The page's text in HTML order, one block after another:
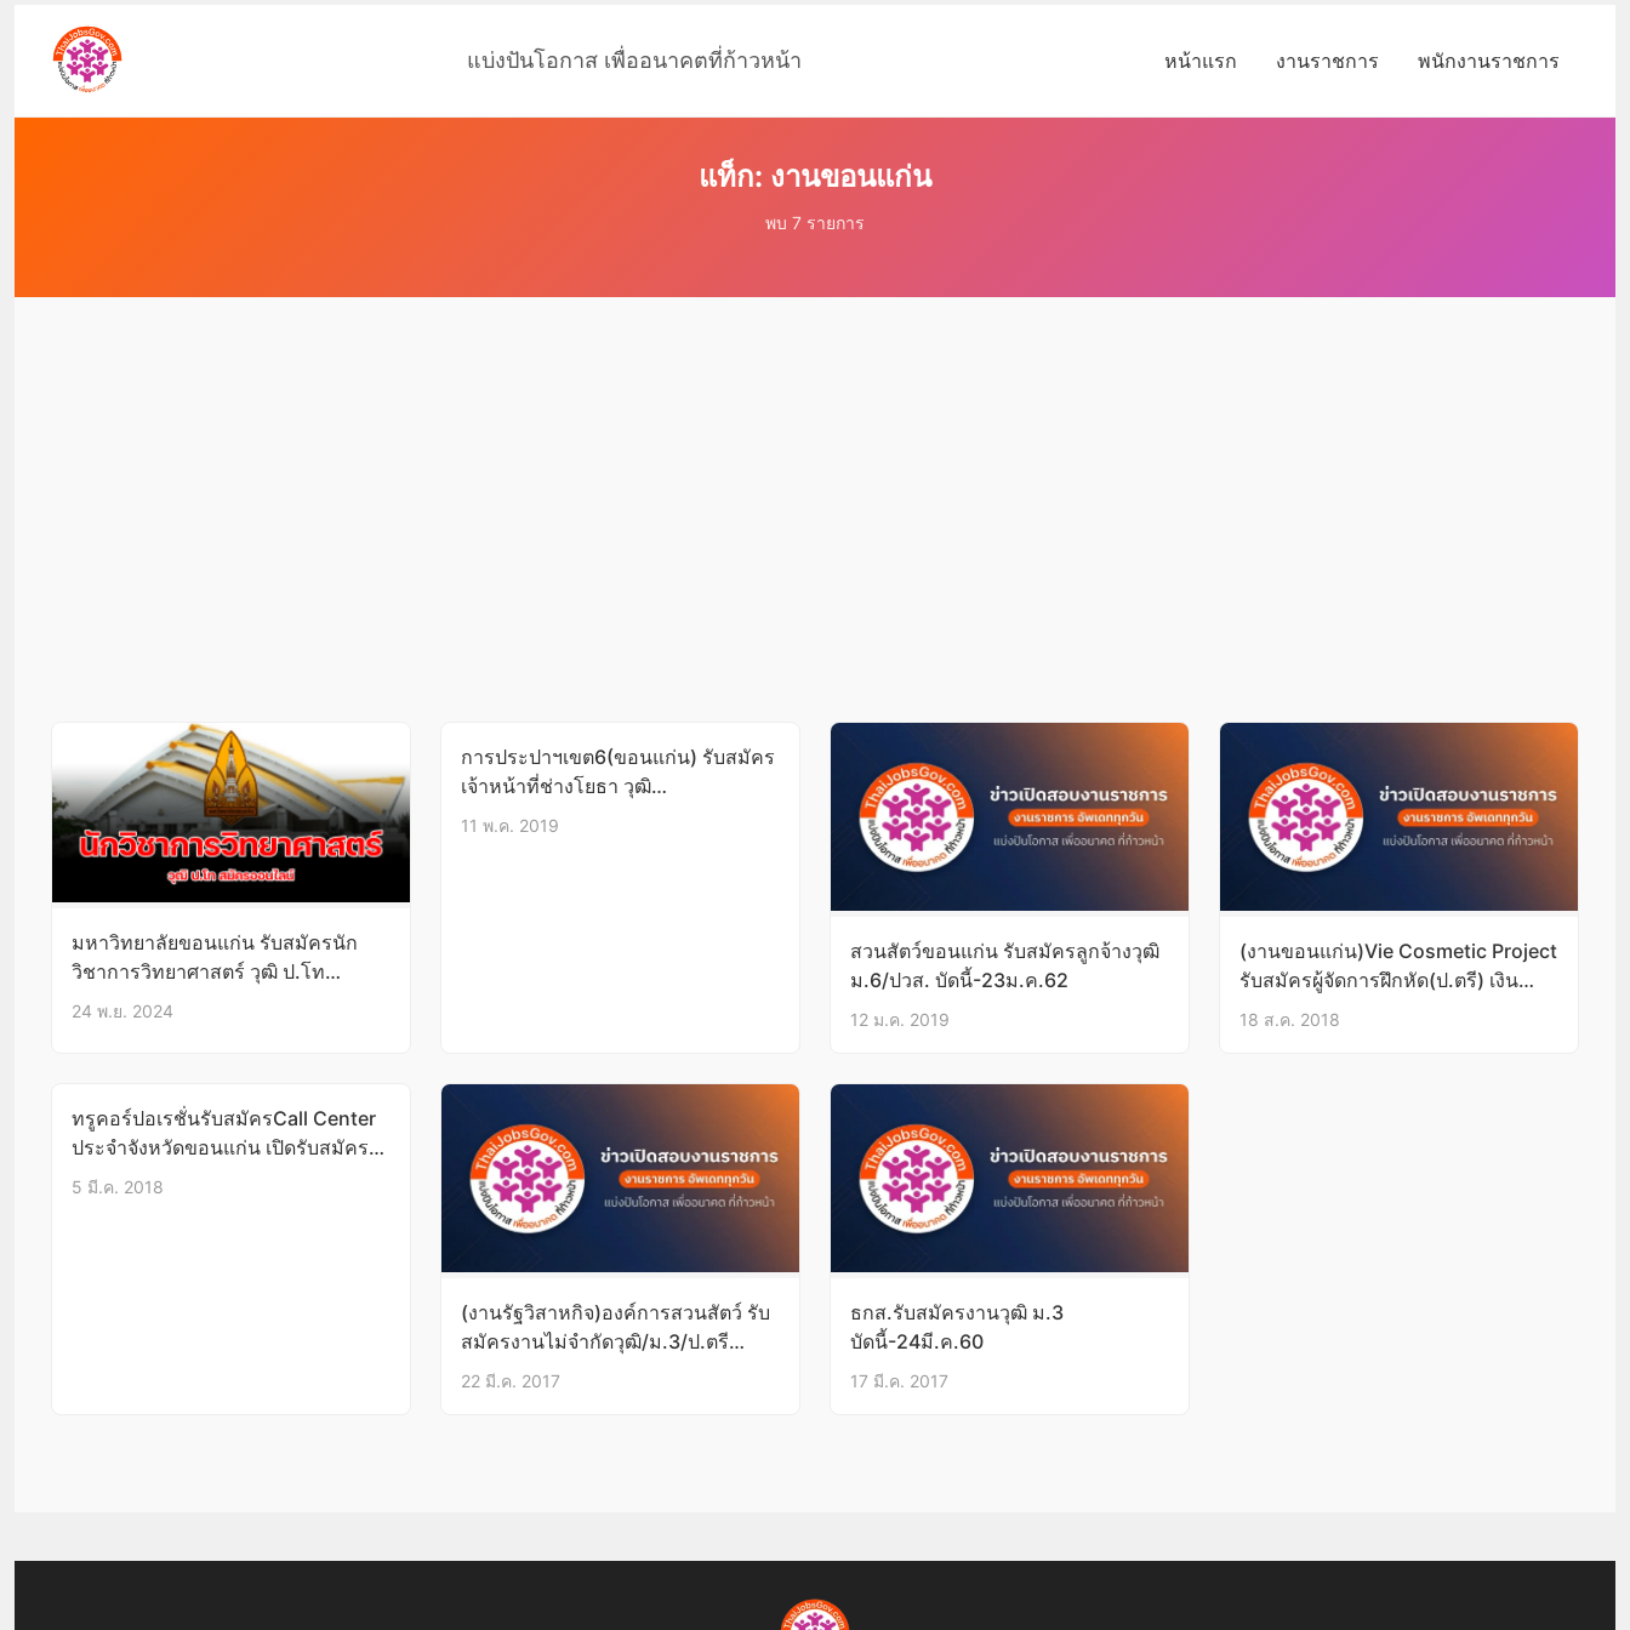
แบ่งปันโอกาส เพื่ออนาคตที่ก้าวหน้า หน้าแรก งานราชการ พนักงานราชการ
แท็ก: งานขอนแก่น
พบ 7 รายการ
มหาวิทยาลัยขอนแก่น รับสมัครนัก
วิชาการวิทยาศาสตร์ วุฒิ ป.โท
บัดนี้-29พ.ย.67
24 พ.ย. 2024
การประปาฯเขต6(ขอนแก่น) รับสมัคร
เจ้าหน้าที่ช่างโยธา วุฒิ
ปวส.บัดนี้-17พ.ค.62
11 พ.ค. 2019
สวนสัตว์ขอนแก่น รับสมัครลูกจ้างวุฒิ
ม.6/ปวส. บัดนี้-23ม.ค.62
12 ม.ค. 2019
(งานขอนแก่น)Vie Cosmetic Project
รับสมัครผู้จัดการฝึกหัด(ป.ตรี) เงิน
เดือน15,000-58,000
18 ส.ค. 2018
ทรูคอร์ปอเรชั่นรับสมัครCall Center
ประจำจังหวัดขอนแก่น เปิดรับสมัคร
วันที่10-11มี.ค.61 จำนวน100อัตรา
5 มี.ค. 2018
(งานรัฐวิสาหกิจ)องค์การสวนสัตว์ รับ
สมัครงานไม่จำกัดวุฒิ/ม.3/ป.ตรี
บัดนี้-3เม.ย.60
22 มี.ค. 2017
ธกส.รับสมัครงานวุฒิ ม.3
บัดนี้-24มี.ค.60
17 มี.ค. 2017